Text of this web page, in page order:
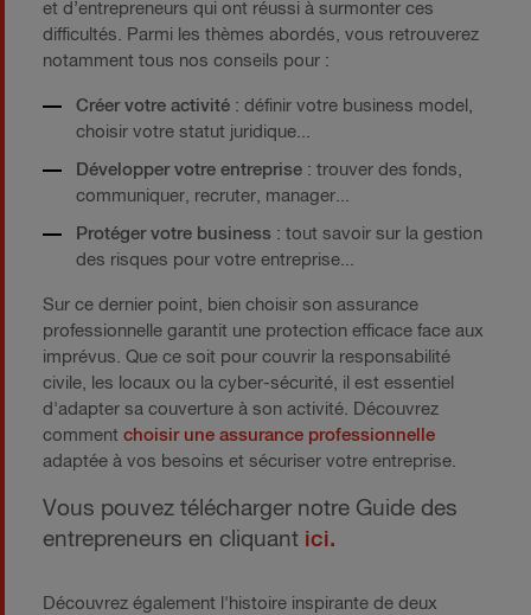
et d’entrepreneurs qui ont réussi à surmonter ces
difficultés. Parmi les thèmes abordés, vous retrouverez
notamment tous nos conseils pour :
Créer votre activité : définir votre business model,
choisir votre statut juridique...
Développer votre entreprise : trouver des fonds,
communiquer, recruter, manager...
Protéger votre business : tout savoir sur la gestion
des risques pour votre entreprise...
Sur ce dernier point, bien choisir son assurance
professionnelle garantit une protection efficace face aux
imprévus. Que ce soit pour couvrir la responsabilité
civile, les locaux ou la cyber-sécurité, il est essentiel
d'adapter sa couverture à son activité. Découvrez
comment choisir une assurance professionnelle
adaptée à vos besoins et sécuriser votre entreprise.
Vous pouvez télécharger notre Guide des
entrepreneurs en cliquant ici.
Découvrez également l'histoire inspirante de deux